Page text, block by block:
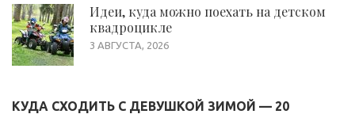
Идеи, куда можно поехать на детском
квадроцикле
3 АВГУСТА, 2026
КУДА СХОДИТЬ С ДЕВУШКОЙ ЗИМОЙ — 20